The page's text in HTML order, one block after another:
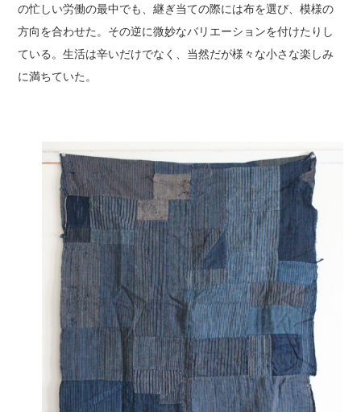
の忙しい労働の最中でも、継ぎ当ての際には布を選び、模様の
方向を合わせた。その逆に微妙なバリエーションを付けたりし
ている。生活は辛いだけでなく、当然だが様々な小さな楽しみ
に満ちていた。